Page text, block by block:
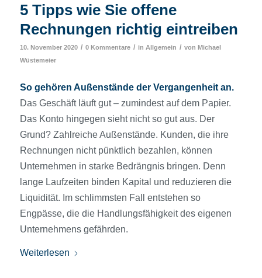
5 Tipps wie Sie offene
Rechnungen richtig eintreiben
10. November 2020 / 0 Kommentare / in Allgemein / von Michael
Wüstemeier
So gehören Außenstände der Vergangenheit an.
Das Geschäft läuft gut – zumindest auf dem Papier.
Das Konto hingegen sieht nicht so gut aus. Der
Grund? Zahlreiche Außenstände. Kunden, die ihre
Rechnungen nicht pünktlich bezahlen, können
Unternehmen in starke Bedrängnis bringen. Denn
lange Laufzeiten binden Kapital und reduzieren die
Liquidität. Im schlimmsten Fall entstehen so
Engpässe, die die Handlungsfähigkeit des eigenen
Unternehmens gefährden.
Weiterlesen